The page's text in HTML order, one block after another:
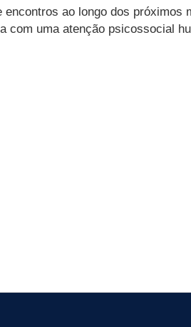
ao longo dos próximos
uma atenção psicossocial